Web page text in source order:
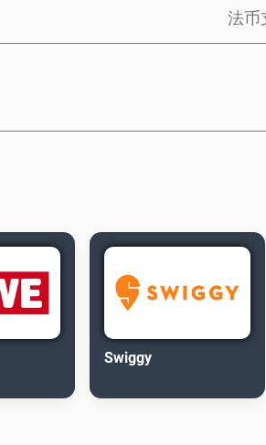
法币
Swiggy